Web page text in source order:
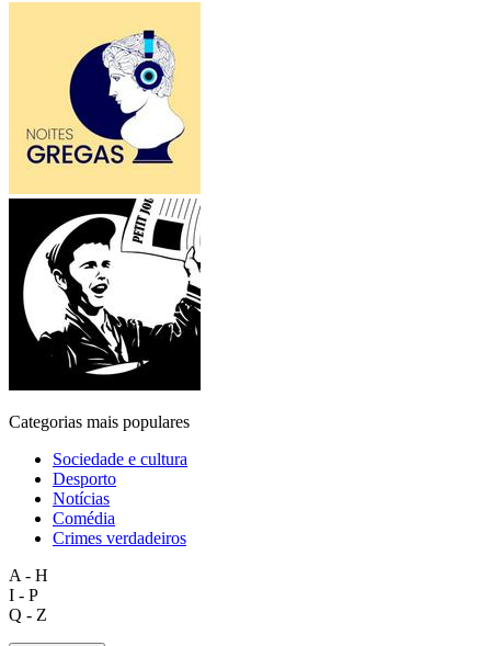
Categorias mais populares
Sociedade e cultura
Desporto
Notícias
Comédia
Crimes verdadeiros
A - H
I - P
Q - Z